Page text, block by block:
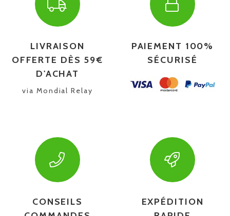
LIVRAISON
OFFERTE DÈS 59€
D'ACHAT
via Mondial Relay
PAIEMENT 100%
SÉCURISÉ
CONSEILS
EXPÉDITION